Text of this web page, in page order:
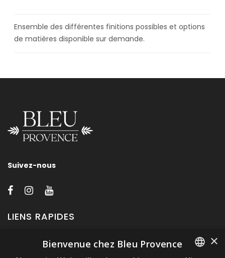
Ensemble des différentes finitions possibles et options
de matières disponible sur demande.
Suivez-nous
LIENS RAPIDES
A propos de Bleu Provence
×
Bienvenue chez Bleu Provence